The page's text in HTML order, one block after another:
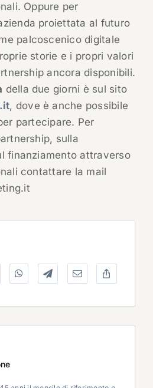
Oppure per
proiettata al futuro
palcoscenico digitale
storie e i propri valori
ancora disponibili.
della due giorni è sul sito
, dove è anche possibile
partecipare. Per
sulla
finanziamento attraverso
contattare la mail